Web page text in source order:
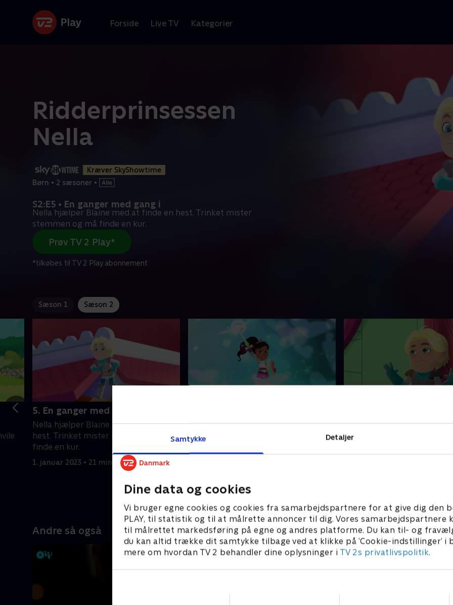
Samtykke Detaljer
Dine data og cookies
Vi bruger egne cookies og cookies fra samarbejdspartnere for at give dig den
PLAY, til statistik og til at målrette annoncer til dig. Vores samarbejdspartnere
til målrettet markedsføring på egne og andres platforme. Du kan til- og
du kan altid trække dit samtykke tilbage ved at klikke på ’Cookie-indstillinger’ i
mere om hvordan TV 2 behandler dine oplysninger i TV 2s privatlivspolitik.
Forside Live TV Kategorier
Ridderprinsessen
Nella
Kræver SkyShowtime
Børn • 2 sæsoner •
S2:E5 • En ganger med gang i
Nella hjælper Blaine med at finde en hest. Trinket mister
stemmen og må finde en kur.
Prøv TV 2 Play*
*tilkøbes til TV 2 Play abonnement
Sæson 1 Sæson 2
5. En ganger med gang i
Nella hjælper Blaine med at finde en
hest. Trinket mister stemmen og må
finde en kur.
1. januar 2023 • 21 min
Nella inviterer Gorks familiemedlem
til en fejring. Nella og Trinket bliver i
Slottehvile. Nella skal redde
Andre så også